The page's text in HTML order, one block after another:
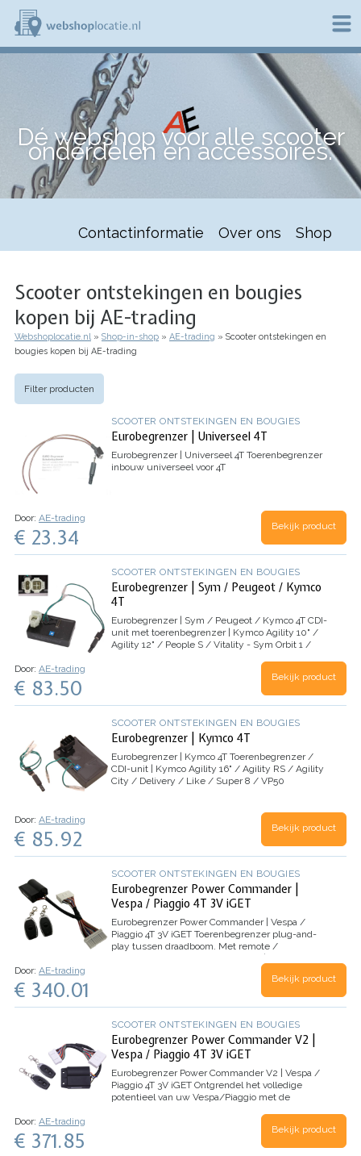
Overslaan
naar
de
o
p
c
l
Dé webshop voor alle scooter
onderdelen en accessoires.
Contactinformatie Over ons Shop
Scooter ontstekingen en bougies
kopen bij AE-trading
Kruimelpad
Webshoplocatie.nl Shop-in-shop AE-trading
Scooter ontstekingen en
bougies kopen bij AE-trading
Filter producten
SCOOTER ONTSTEKINGEN EN BOUGIES
Eurobegrenzer | Universeel 4T
Eurobegrenzer | Universeel 4T Toerenbegrenzer
inbouw universeel voor 4T
Door: AE-trading
€ 23.34 Bekijk product
SCOOTER ONTSTEKINGEN EN BOUGIES
Eurobegrenzer | Sym / Peugeot / Kymco
4T
Eurobegrenzer | Sym / Peugeot / Kymco 4T CDI-
unit met toerenbegrenzer | Kymco Agility 10" /
Agility 12" / People S / Vitality - Sym Orbit 1 /
Peugeot Tweet / Vivacity 3 / Speedfight…
Door: AE-trading
€ 83.50 Bekijk product
SCOOTER ONTSTEKINGEN EN BOUGIES
Eurobegrenzer | Kymco 4T
Eurobegrenzer | Kymco 4T Toerenbegrenzer /
CDI-unit | Kymco Agility 16" / Agility RS / Agility
City / Delivery / Like / Super 8 / VP50
Door: AE-trading
€ 85.92 Bekijk product
SCOOTER ONTSTEKINGEN EN BOUGIES
Eurobegrenzer Power Commander |
Vespa / Piaggio 4T 3V iGET
Eurobegrenzer Power Commander | Vespa /
Piaggio 4T 3V iGET Toerenbegrenzer plug-and-
play tussen draadboom. Met remote /
Primavera / Sprint 4T 3V iGET E4 - Piaggio Zip 4T
3V iGET E4 / Piaggio Liberty S 3V iGET E4
Door: AE-trading
€ 340.01 Bekijk product
SCOOTER ONTSTEKINGEN EN BOUGIES
Eurobegrenzer Power Commander V2 |
Vespa / Piaggio 4T 3V iGET
Eurobegrenzer Power Commander V2 | Vespa /
Piaggio 4T 3V iGET Ontgrendel het volledige
potentieel van uw Vespa/Piaggio met de
Vespa/Piaggio naar een hoger niveau tillen? De
Eurobegrenzer Power Commander V2…
Door: AE-trading
€ 371.85 Bekijk product